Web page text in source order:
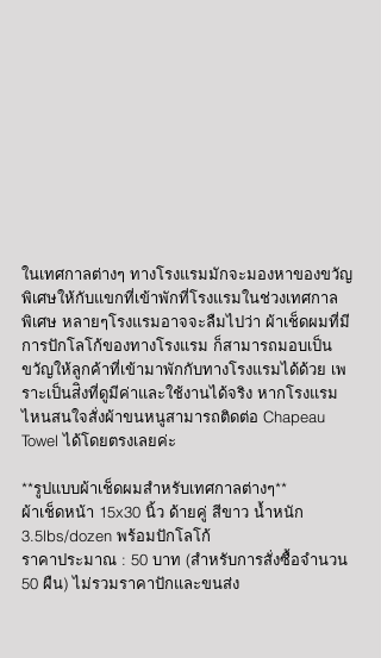
ในเทศกาลต่างๆ ทางโรงแรมมักจะมองหาของขวัญ
พิเศษให้กับแขกที่เข้าพักที่โรงแรมในช่วงเทศกาล
พิเศษ หลายๆโรงแรมอาจจะลืมไปว่า ผ้าเช็ดผมที่มี
การปักโลโก้ของทางโรงแรม ก็สามารถมอบเป็น
ขวัญให้ลูกค้าที่เข้ามาพักกับทางโรงแรมได้ด้วย เพ
ราะเป็นส่ิงที่ดูมีค่าและใช้งานได้จริง หากโรงแรม
ไหนสนใจสั่งผ้าขนหนูสามารถติดต่อ Chapeau
Towel ได้โดยตรงเลยค่ะ
**รูปแบบผ้าเช็ดผมสำหรับเทศกาลต่างๆ**
ผ้าเช็ดหน้า 15x30 นิ้ว ด้ายคู่ สีขาว น้ำหนัก
3.5lbs/dozen พร้อมปักโลโก้
ราคาประมาณ : 50 บาท (สำหรับการสั่งซื้อจำนวน
50 ผืน) ไม่รวมราคาปักและขนส่ง